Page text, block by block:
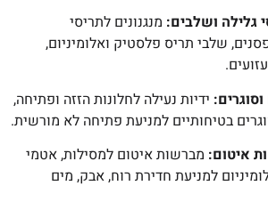
גלילה ושלבים: מנגנונים לתריסי
שלבי תריס פלסטיק ואלומיניום,
ידיות נעילה לחלונות הזזה ופתיחה,
בטיחותיים למניעת פתיחה לא מורשית.
איטום: מברשות איטום למסילות, אטמי
למניעת חדירת רוח, אבק, מים